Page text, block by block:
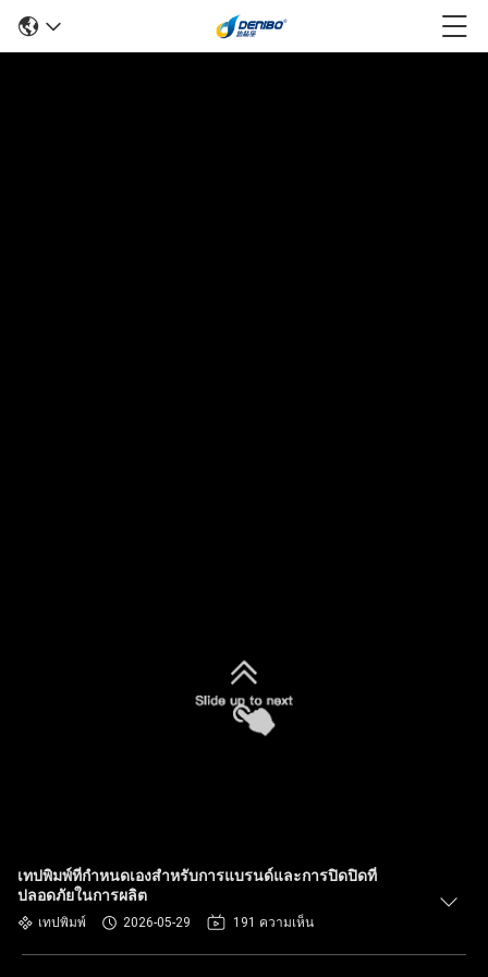
เทปพิมพ์ที่กําหนดเองสําหรับการแบรนด์และการปิดปิดที่
ปลอดภัยในการผลิต
เทปพิมพ์ 2026-05-29 191 ความเห็น